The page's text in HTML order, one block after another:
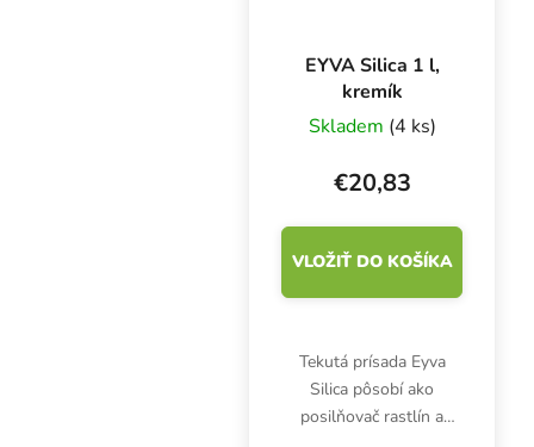
EYVA Silica 1 l,
kremík
Skladem (4 ks)
€20,83
VLOŽIŤ DO KOŠÍKA
Tekutá prísada Eyva
Silica pôsobí ako
posilňovač rastlín a